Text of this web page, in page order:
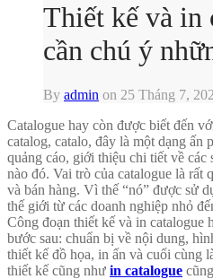
Thiết kế và in
cần chú ý
By admin on 25 Tháng 7,
Catalogue hay còn được biết đến
catalog, catalo, đây là một dạng ấn
quảng cáo, giới thiệu chi tiết về
nào đó. Vai trò của catalogue là rất
và bán hàng. Vì thế “nó” được sử
thế giới từ các doanh nghiệp nhỏ
Công đoạn thiết kế và in catalogue
bước sau: chuẩn bị về nội dung,
thiết kế đồ họa, in ấn và cuối cùng
thiết kế cũng như in catalogue